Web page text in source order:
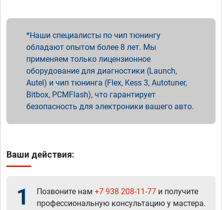
Наши специалисты по чип тюнингу
обладают опытом более 8 лет. Мы
применяем только лицензионное
оборудование для диагностики (Launch,
Autel) и чип тюнинга (Flex, Kess 3, Autotuner,
Bitbox, PCMFlash), что гарантирует
безопасность для электроники вашего авто.
Ваши действия:
1 Позвоните нам +7 938 208-11-77 и получите
профессиональную консультацию у мастера.